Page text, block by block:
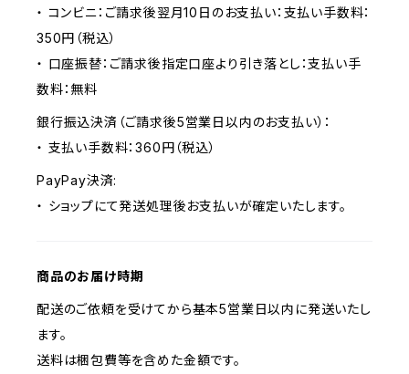
・ コンビニ：ご請求後翌月10日のお支払い：支払い手数料：
350円（税込）
・ 口座振替：ご請求後指定口座より引き落とし：支払い手
数料：無料
銀行振込決済（ご請求後5営業日以内のお支払い）：
・ 支払い手数料：360円（税込）
PayPay決済:
・ ショップにて発送処理後お支払いが確定いたします。
商品のお届け時期
配送のご依頼を受けてから基本5営業日以内に発送いたし
ます。
送料は梱包費等を含めた金額です。